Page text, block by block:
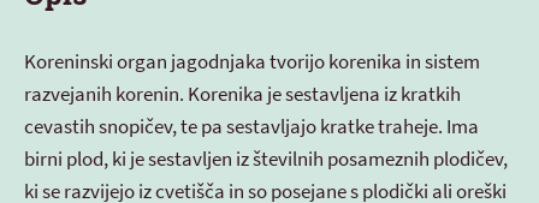
Koreninski organ jagodnjaka tvorijo korenika in sistem
razvejanih korenin. Korenika je sestavljena iz kratkih
cevastih snopičev, te pa sestavljajo kratke traheje. Ima
birni plod, ki je sestavljen iz številnih posameznih plodičev,
ki se razvijejo iz cvetišča in so posejane s plodički ali oreški